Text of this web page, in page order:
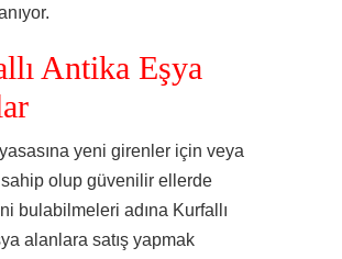
Antika Eşya
yeni girenler için veya
olup güvenilir ellerde
bulabilmeleri adına Kurfallı
alanlara satış yapmak